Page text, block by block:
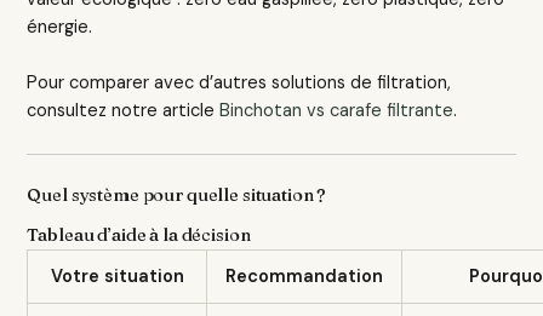
énergie.
Pour comparer avec d’autres solutions de filtration,
consultez notre articleBinchotan vs carafe filtrante.
Quel système pour quelle situation ?
Tableau d’aide à la décision
Votre situation Recommandation